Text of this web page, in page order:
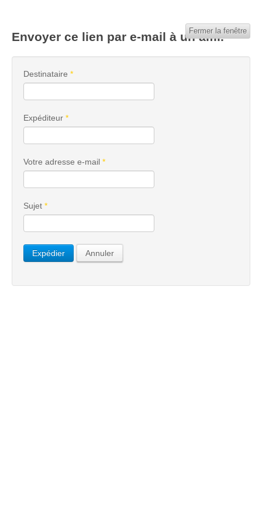
Envoyer ce lien par e-mail à un ami.
Fermer la fenêtre
Destinataire *
Expéditeur *
Votre adresse e-mail *
Sujet *
Expédier Annuler